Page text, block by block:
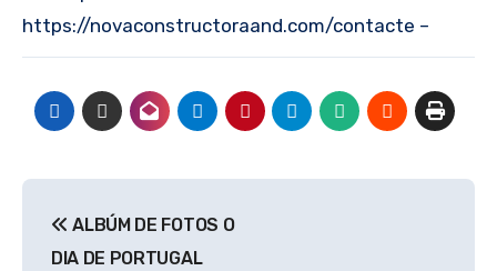
https://novaconstructoraand.com/contacte –
de
ALBÚM DE FOTOS O
DIA DE PORTUGAL